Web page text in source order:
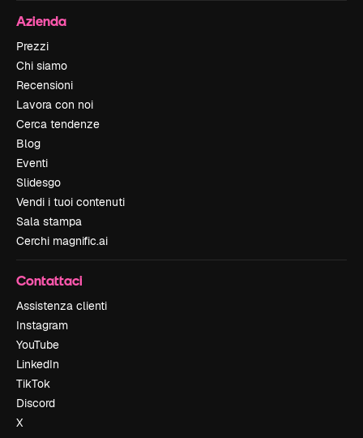
Azienda
Prezzi
Chi siamo
Recensioni
Lavora con noi
Cerca tendenze
Blog
Eventi
Slidesgo
Vendi i tuoi contenuti
Sala stampa
Cerchi magnific.ai
Contattaci
Assistenza clienti
Instagram
YouTube
LinkedIn
TikTok
Discord
X